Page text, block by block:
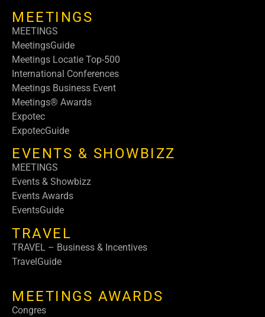
MEETINGS
MEETINGS
MeetingsGuide
Meetings Locatie Top-500
International Conferences
Meetings Business Event
Meetings® Awards
Expotec
ExpotecGuide
EVENTS & SHOWBIZZ
MEETINGS
Events & Showbizz
Events Awards
EventsGuide
TRAVEL
TRAVEL – Business & Incentives
TravelGuide
MEETINGS AWARDS
Congres